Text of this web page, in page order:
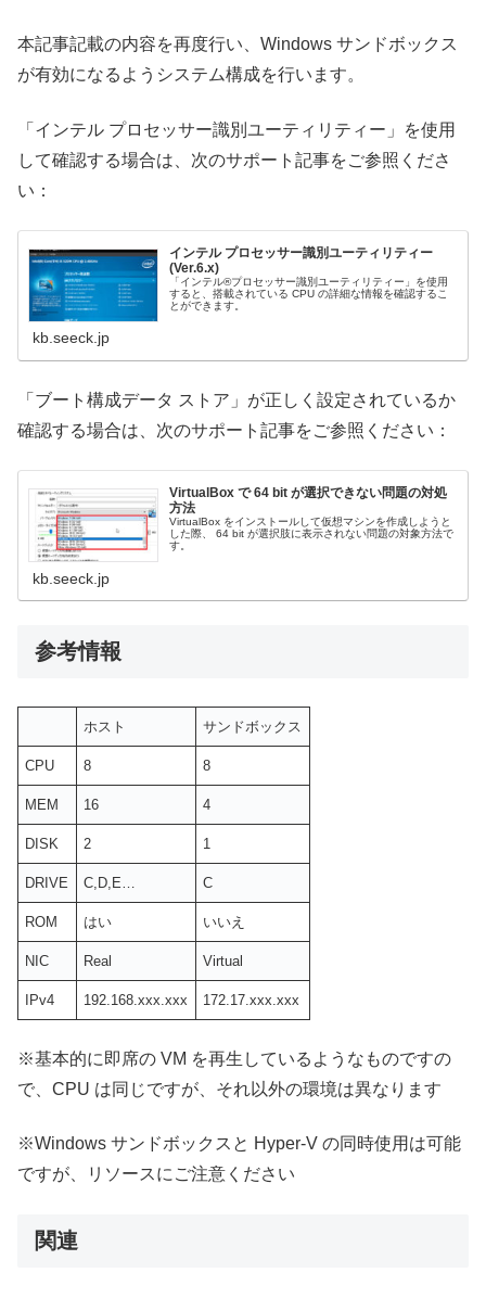
本記事記載の内容を再度行い、Windows サンドボックス
が有効になるようシステム構成を行います。
「インテル プロセッサー識別ユーティリティー」を使用
して確認する場合は、次のサポート記事をご参照くださ
い：
インテル プロセッサー識別ユーティリティー
(Ver.6.x)
「インテル®プロセッサー識別ユーティリティー」を使用
すると、搭載されている CPU の詳細な情報を確認するこ
とができます。
kb.seeck.jp
「ブート構成データ ストア」が正しく設定されているか
確認する場合は、次のサポート記事をご参照ください：
VirtualBox で 64 bit が選択できない問題の対処
方法
VirtualBox をインストールして仮想マシンを作成しようと
した際、 64 bit が選択肢に表示されない問題の対象方法で
す。
kb.seeck.jp
参考情報
ホスト サンドボックス
CPU 8 8
MEM 16 4
DISK 2 1
DRIVE C,D,E… C
ROM はい いいえ
NIC Real Virtual
IPv4 192.168.xxx.xxx 172.17.xxx.xxx
※基本的に即席の VM を再生しているようなものですの
で、CPU は同じですが、それ以外の環境は異なります
※Windows サンドボックスと Hyper-V の同時使用は可能
ですが、リソースにご注意ください
関連